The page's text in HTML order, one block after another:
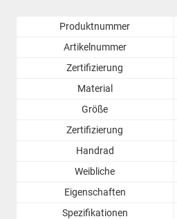
Produktnummer
Artikelnummer
Zertifizierung
Material
Größe
Zertifizierung
Handrad
Weibliche
Eigenschaften
Spezifikationen